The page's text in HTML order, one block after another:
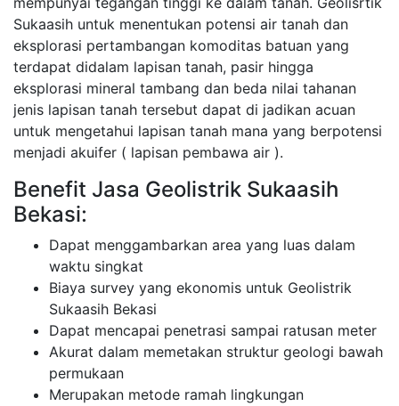
Sukaasih untuk menentukan potensi air tanah dan
eksplorasi pertambangan komoditas batuan yang
terdapat didalam lapisan tanah, pasir hingga
eksplorasi mineral tambang dan beda nilai tahanan
jenis lapisan tanah tersebut dapat di jadikan acuan
untuk mengetahui lapisan tanah mana yang berpotensi
menjadi akuifer ( lapisan pembawa air ).
Benefit Jasa Geolistrik Sukaasih
Bekasi:
Dapat menggambarkan area yang luas dalam
waktu singkat
Biaya survey yang ekonomis untuk Geolistrik
Sukaasih Bekasi
Dapat mencapai penetrasi sampai ratusan meter
Akurat dalam memetakan struktur geologi bawah
permukaan
Merupakan metode ramah lingkungan